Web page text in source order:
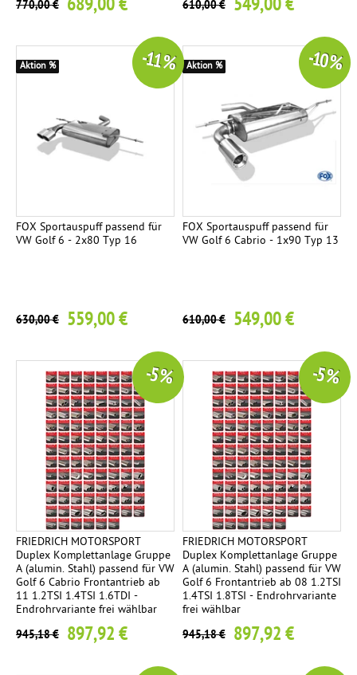
770,00 € 689,00 € 610,00 € 549,00 €
FOX Sportauspuff passend für
VW Golf 6 - 2x80 Typ 16
630,00 € 559,00 €
-11 %
Aktion %
FOX Sportauspuff passend für
VW Golf 6 Cabrio - 1x90 Typ 13
610,00 € 549,00 €
-10 %
Aktion %
FRIEDRICH MOTORSPORT
Duplex Komplettanlage Gruppe
A (alumin. Stahl) passend für VW
Golf 6 Cabrio Frontantrieb ab
11 1.2TSI 1.4TSI 1.6TDI -
Endrohrvariante frei wählbar
945,18 € 897,92 €
-5 %
FRIEDRICH MOTORSPORT
Duplex Komplettanlage Gruppe
A (alumin. Stahl) passend für VW
Golf 6 Frontantrieb ab 08 1.2TSI
1.4TSI 1.8TSI - Endrohrvariante
frei wählbar
945,18 € 897,92 €
-5 %